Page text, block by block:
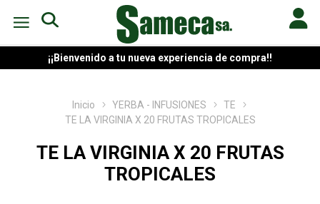
¡¡Bienvenido a tu nueva experiencia de compra!!
Inicio YERBA - INFUSIONES
TE
TE LA VIRGINIA X 20 FRUTAS TROPICALES
TE LA VIRGINIA X 20 FRUTAS
TROPICALES